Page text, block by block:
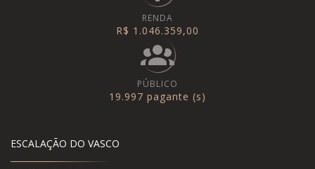
RENDA
R$ 1.046.359,00
PÚBLICO
19.997 pagante (s)
ESCALAÇÃO DO VASCO